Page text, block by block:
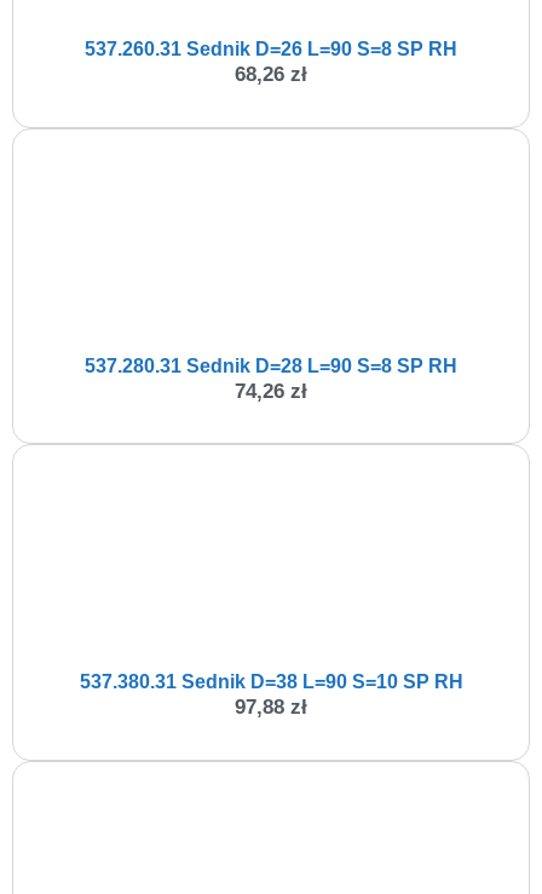
537.260.31 Sednik D=26 L=90 S=8 SP RH
68,26 zł
537.280.31 Sednik D=28 L=90 S=8 SP RH
74,26 zł
537.380.31 Sednik D=38 L=90 S=10 SP RH
97,88 zł